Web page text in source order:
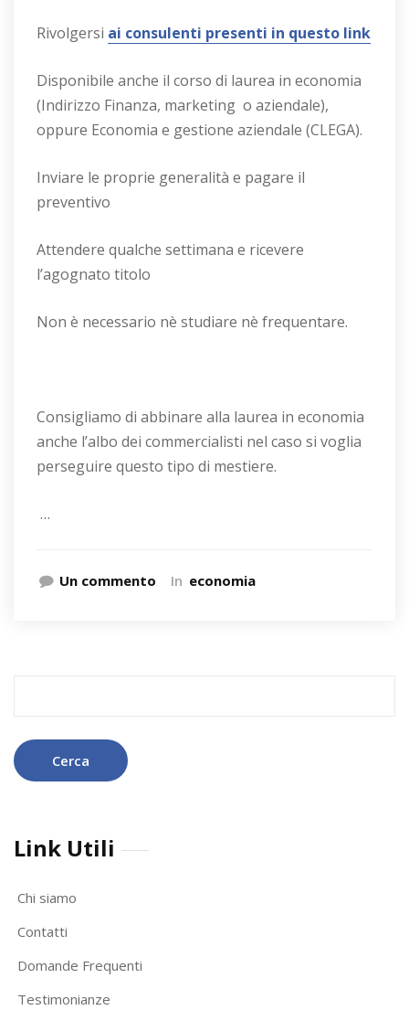
Rivolgersi ai consulenti presenti in questo link
Disponibile anche il corso di laurea in economia
(Indirizzo Finanza, marketing o aziendale),
oppure Economia e gestione aziendale (CLEGA).
Inviare le proprie generalità e pagare il
preventivo
Attendere qualche settimana e ricevere
l’agognato titolo
Non è necessario nè studiare nè frequentare.
Consigliamo di abbinare alla laurea in economia
anche l’albo dei commercialisti nel caso si voglia
perseguire questo tipo di mestiere.
…
Un commento In economia
Link Utili
Chi siamo
Contatti
Domande Frequenti
Testimonianze